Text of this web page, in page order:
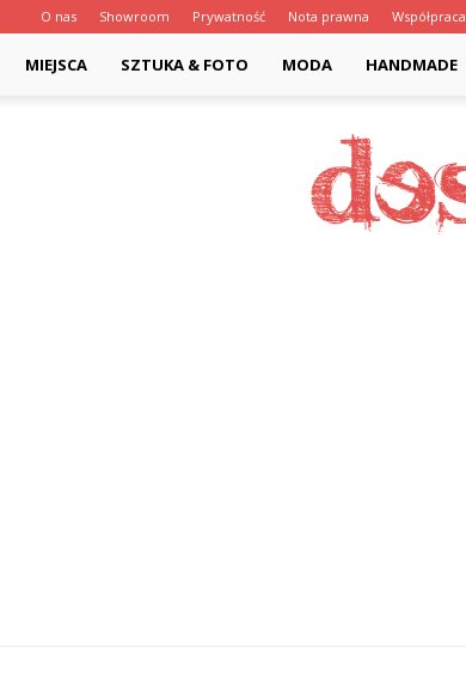
O nas Showroom Prywatność Nota prawna Współpraca
MIEJSCA SZTUKA & FOTO MODA HANDMADE